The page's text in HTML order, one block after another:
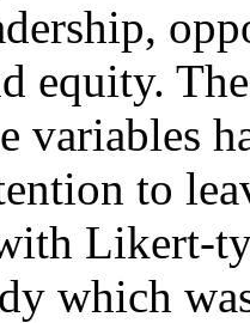
equity.
variables
to
Likert-
which